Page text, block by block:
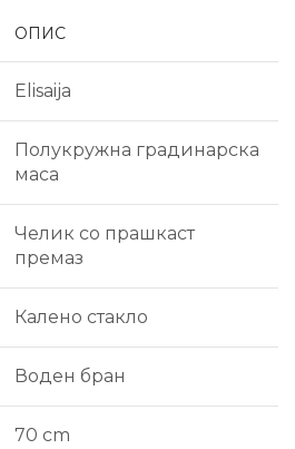
ОПИС
Elisaija
Полукружна градинарска
маса
Челик со прашкаст
премаз
Калено стакло
Воден бран
70 cm